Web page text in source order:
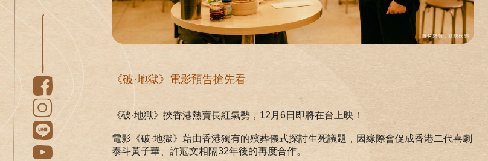
《破·地獄》電影預告搶先看
《破·地獄》挾香港熱賣長紅氣勢，12月6日即將在台上映！
電影《破·地獄》藉由香港獨有的殯葬儀式探討生死議題，因緣際會促成香港二代喜劇
泰斗黃子華、許冠文相隔32年後的再度合作。